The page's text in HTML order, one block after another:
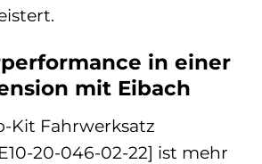
in einer
mit Eibach
Kit Fahrwerksatz
20-046-02-22] ist mehr